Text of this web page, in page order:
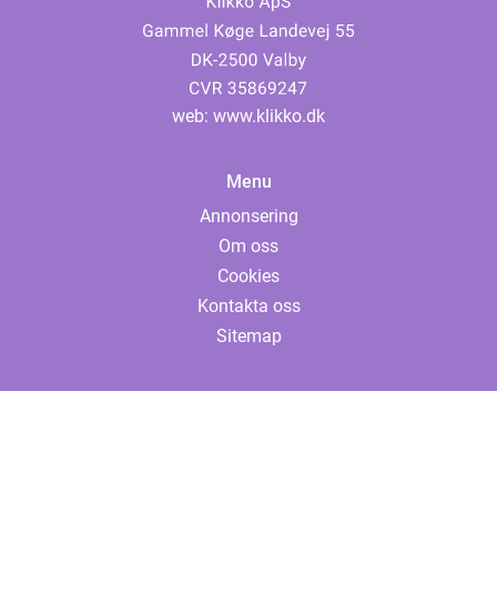
web: www.klikko.dk
Menu
Annonsering
Om oss
Cookies
Kontakta oss
Sitemap